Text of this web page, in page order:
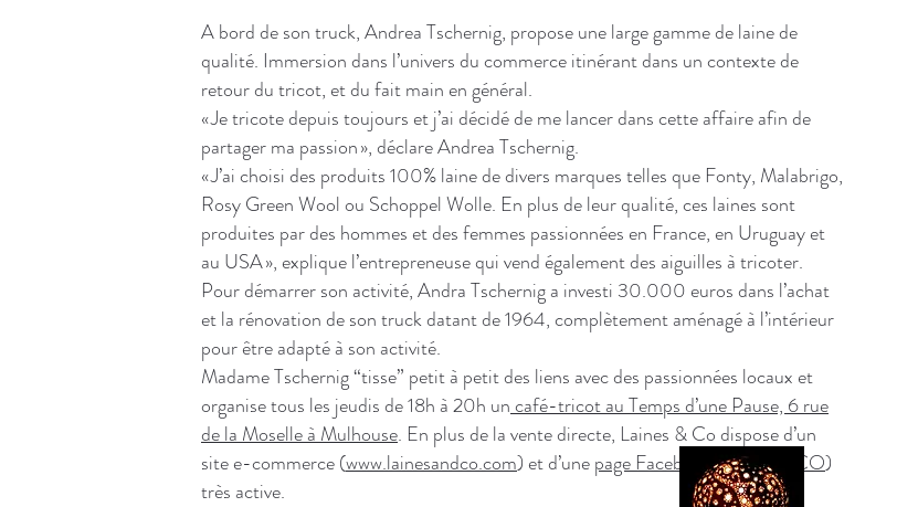
A bord de son truck, Andrea Tschernig, propose une large gamme de laine de
qualité. Immersion dans l’univers du commerce itinérant dans un contexte de
retour du tricot, et du fait main en général.
« Je tricote depuis toujours et j’ai décidé de me lancer dans cette affaire afin de
partager ma passion », déclare Andrea Tschernig.
« J’ai choisi des produits 100% laine de divers marques telles que Fonty, Malabrigo,
Rosy Green Wool ou Schoppel Wolle. En plus de leur qualité, ces laines sont
produites par des hommes et des femmes passionnées en France, en Uruguay et
au USA », explique l’entrepreneuse qui vend également des aiguilles à tricoter.
Pour démarrer son activité, Andra Tschernig a investi 30.000 euros dans l’achat
et la rénovation de son truck datant de 1964, complètement aménagé à l’intérieur
pour être adapté à son activité.
Madame Tschernig “tisse” petit à petit des liens avec des passionnées locaux et
organise tous les jeudis de 18h à 20h uncafé-tricot au Temps d’une Pause, 6 rue
de la Moselle à Mulhouse. En plus de la vente directe, Laines & Co dispose d’un
site e-commerce (www.lainesandco.com) et d’unepage Facebook (Laines & CO)
très active.